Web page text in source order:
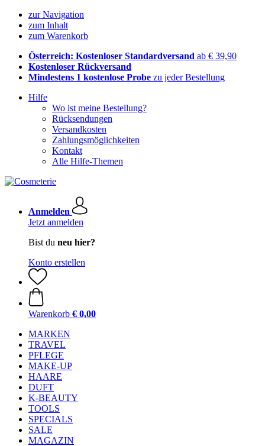
zur Navigation
zum Inhalt
zum Warenkorb
Österreich: Kostenloser Standardversand ab € 39,90
Kostenloser Rückversand
Mindestens 1 kostenlose Probe zu jeder Bestellung
Hilfe
Wo ist meine Bestellung?
Rücksendungen
Versandkosten
Zahlungsmöglichkeiten
Kontakt
Alle Hilfe-Themen
Anmelden
Jetzt anmelden
Bist du neu hier?
Konto erstellen
Warenkorb € 0,00
MARKEN
TRAVEL
PFLEGE
MAKE-UP
HAARE
DUFT
K-BEAUTY
TOOLS
SPECIALS
SALE
MAGAZIN